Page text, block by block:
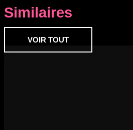
Similaires
VOIR TOUT